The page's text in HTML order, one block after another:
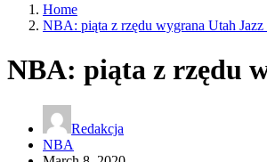
Home
NBA: piąta z rzędu wygrana Utah
NBA: piąta z rzędu
Redakcja
NBA